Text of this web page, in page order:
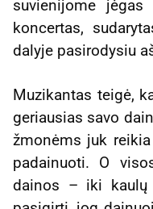
suvienijome
koncertas,
dalyje pasirodysiu
Muzikantas teigė,
geriausias savo
žmonėms juk
padainuoti. O
dainos – iki kaulų